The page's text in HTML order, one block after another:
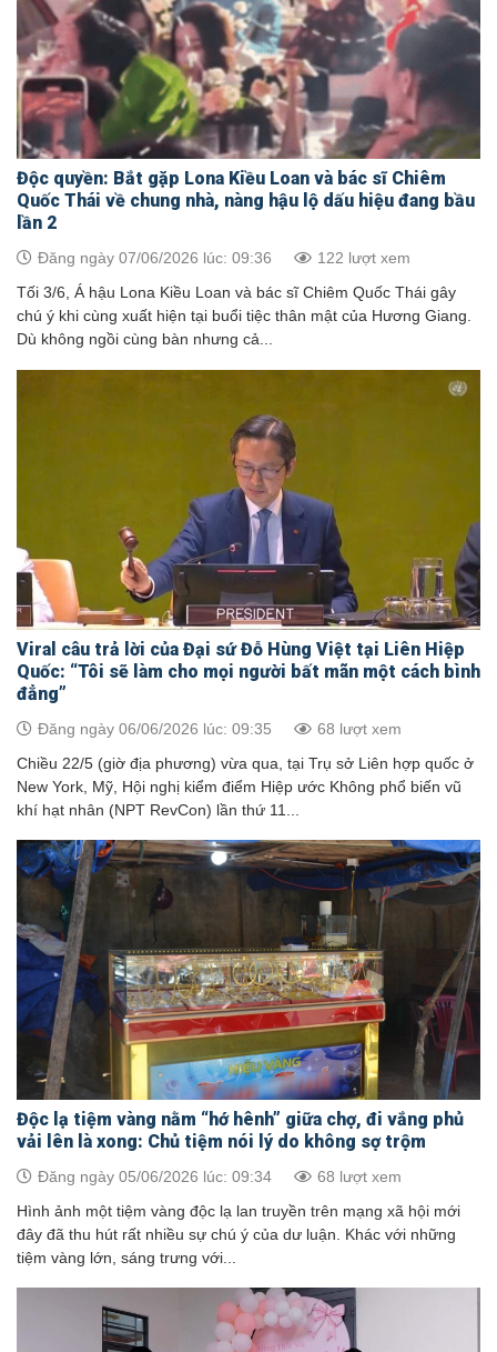
Độc quyền: Bắt gặp Lona Kiều Loan và bác sĩ Chiêm
Quốc Thái về chung nhà, nàng hậu lộ dấu hiệu đang bầu
lần 2
Đăng ngày 07/06/2026 lúc: 09:36 122 lượt xem
Tối 3/6, Á hậu Lona Kiều Loan và bác sĩ Chiêm Quốc Thái gây
chú ý khi cùng xuất hiện tại buổi tiệc thân mật của Hương Giang.
Dù không ngồi cùng bàn nhưng cả...
Viral câu trả lời của Đại sứ Đỗ Hùng Việt tại Liên Hiệp
Quốc: “Tôi sẽ làm cho mọi người bất mãn một cách bình
đẳng”
Đăng ngày 06/06/2026 lúc: 09:35 68 lượt xem
Chiều 22/5 (giờ địa phương) vừa qua, tại Trụ sở Liên hợp quốc ở
New York, Mỹ, Hội nghị kiểm điểm Hiệp ước Không phổ biến vũ
khí hạt nhân (NPT RevCon) lần thứ 11...
Độc lạ tiệm vàng nằm “hớ hênh” giữa chợ, đi vắng phủ
vải lên là xong: Chủ tiệm nói lý do không sợ trộm
Đăng ngày 05/06/2026 lúc: 09:34 68 lượt xem
Hình ảnh một tiệm vàng độc lạ lan truyền trên mạng xã hội mới
đây đã thu hút rất nhiều sự chú ý của dư luận. Khác với những
tiệm vàng lớn, sáng trưng với...